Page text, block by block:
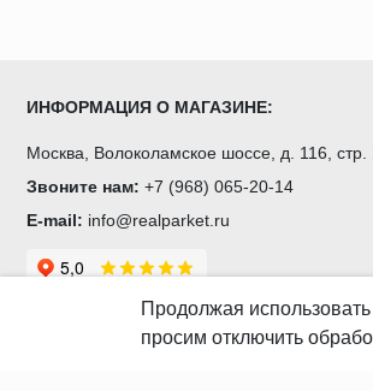
ИНФОРМАЦИЯ О МАГАЗИНЕ:
Москва, Волоколамское шоссе, д. 116, стр.
Звоните нам: +7 (968) 065-20-14
E-mail: info@realparket.ru
Продолжая
просим отключить